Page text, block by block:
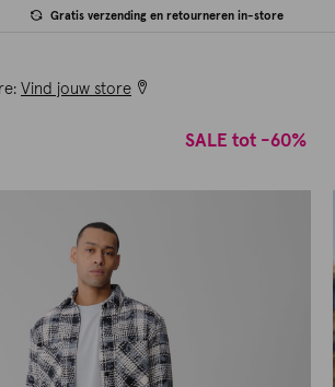
Gratis verzending en retourneren in-store
Vind jouw store
SALE tot -60%